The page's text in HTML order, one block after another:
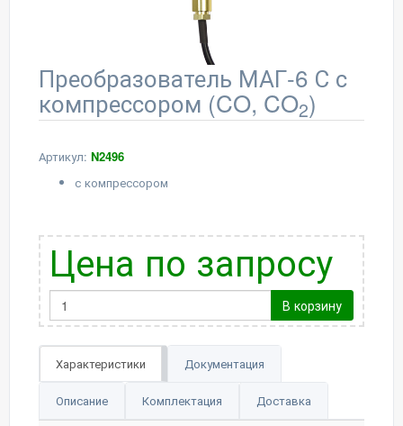
Преобразователь МАГ-6 С с
компрессором (CO, CO2)
Артикул: N2496
с компрессором
Цена по запросу
В корзину
Характеристики Документация
Описание Комплектация Доставка